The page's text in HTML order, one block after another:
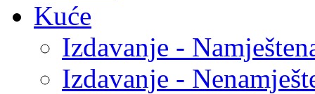
Kuće
Izdavanje -
Izdavanje -